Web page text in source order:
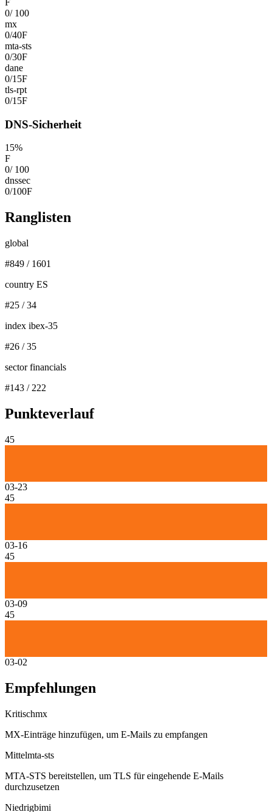
0/ 100
mx
0/40F
mta-sts
0/30F
dane
0/15F
tls-rpt
0/15F
DNS-Sicherheit
15%
F
0/ 100
dnssec
0/100F
Ranglisten
global
#849 / 1601
country ES
#25 /34
index ibex-35
#26 /35
sector financials
#143 / 222
Punkteverlauf
45
03-23
45
03-16
45
03-09
45
03-02
Empfehlungen
Kritischmx
MX-Einträge hinzufügen, um E-Mails zu empfangen
Mittelmta-sts
MTA-STS bereitstellen, um TLS für eingehende E-Mails
durchzusetzen
Niedrigbimi